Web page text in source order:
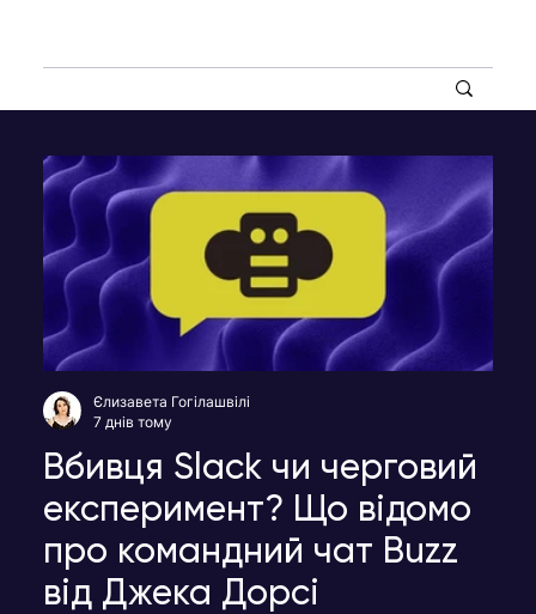
Вбивця Slack чи черговий
експеримент? Що відомо
про командний чат Buzz
від Джека Дорсі
Єлизавета Гогілашвілі
7 днів тому